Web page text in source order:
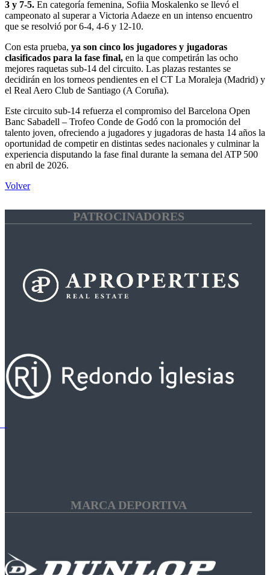
3 y 7-5. En categoría femenina, Sofiia Moskalenko se llevó el
campeonato al superar a Victoria Adaeze en un intenso encuentro
que se resolvió por 6-4, 4-6 y 12-10.
Con esta prueba, ya son cinco los jugadores y jugadoras
clasificados para la fase final, en la que competirán las ocho
mejores raquetas sub-14 del circuito. Las plazas restantes se
decidirán en los torneos pendientes en el CT La Moraleja (Madrid) y
el Real Aero Club de Santiago (A Coruña).
Este circuito sub-14 refuerza el compromiso del Barcelona Open
Banc Sabadell – Trofeo Conde de Godó con la promoción del
talento joven, ofreciendo a jugadores y jugadoras de hasta 14 años la
oportunidad de competir en distintas sedes nacionales y culminar la
experiencia disputando la fase final durante la semana del ATP 500
en abril de 2026.
Volver
PATROCINADORES
MARCA DEPORTIVA